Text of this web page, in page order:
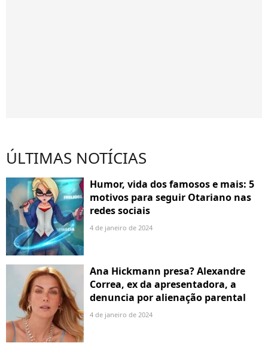
ÚLTIMAS NOTÍCIAS
Humor, vida dos famosos e mais: 5
motivos para seguir Otariano nas
redes sociais
4 de janeiro de 2024
Ana Hickmann presa? Alexandre
Correa, ex da apresentadora, a
denuncia por alienação parental
4 de janeiro de 2024